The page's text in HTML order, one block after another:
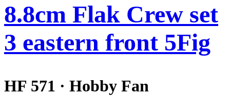
8.8cm Flak Crew set
3 eastern front 5Fig
HF 571 · Hobby Fan